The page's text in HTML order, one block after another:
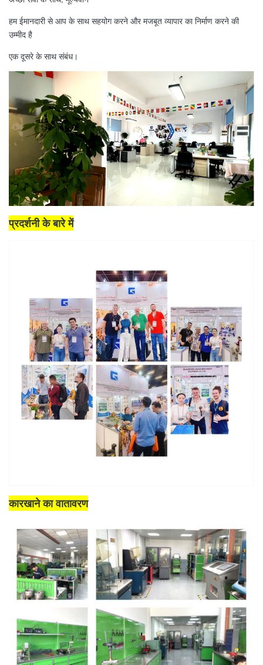
हम ईमानदारी से आप के साथ सहयोग करने और मजबूत व्यापार का निर्माण करने की
उम्मीद है
एक दूसरे के साथ संबंध।
प्रदर्शनी के बारे में
कारखाने का वातावरण